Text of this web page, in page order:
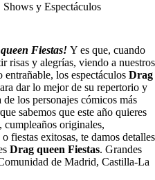
Shows y Espectáculos
Fiestas! Y es que, cuando
risas y alegrías, viendo a nuestros
los espectáculos Drag
dar lo mejor de su repertorio y
los personajes cómicos más
sabemos que este año quieres
cumpleaños originales,
fiestas exitosas, te damos detalles
Drag queen Fiestas. Grandes
de Madrid, Castilla-La